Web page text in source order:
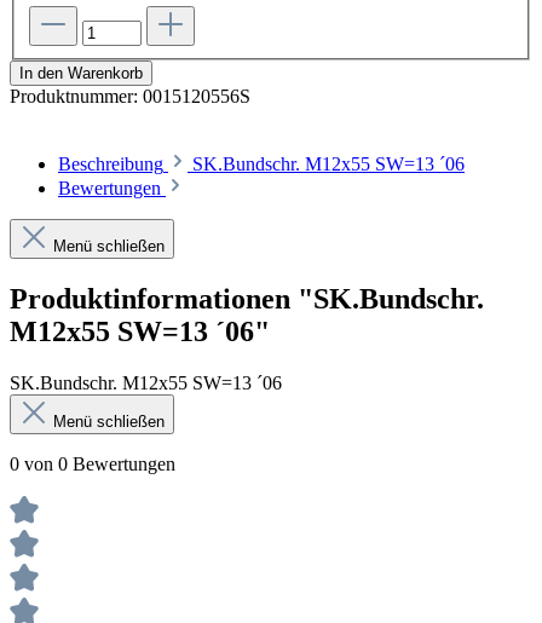
In den Warenkorb
Produktnummer: 0015120556S
Beschreibung
SK.Bundschr. M12x55 SW=13 ´06
Bewertungen
Menü schließen
Produktinformationen "SK.Bundschr.
M12x55 SW=13 ´06"
SK.Bundschr. M12x55 SW=13 ´06
Menü schließen
0 von 0 Bewertungen